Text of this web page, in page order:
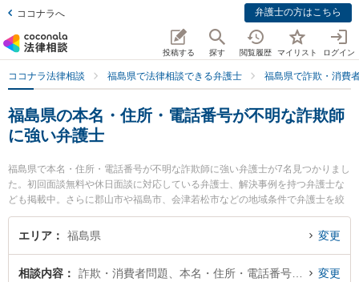
ココナラへ 弁護士の方はこちら
投稿する 探す 閲覧履歴 マイリスト ログイン
ココナラ法律相談 福島県で法律相談できる弁護士 福島県で詐欺・消費
福島県の本名・住所・電話番号が不明な詐欺師
に強い弁護士
福島県で本名・住所・電話番号が不明な詐欺師に強い弁護士が7名見つかりまし
た。初回面談無料や休日面談に対応している弁護士、解決事例を持つ弁護士な
ども掲載中。さらに郡山市や福島市、会津若松市などの地域条件で弁護士を絞
り込めます。詐欺・消費者問題に関係する投資詐欺や副業詐欺、FX詐欺等の細
かな分野での絞り込み検索もでき便利です。特に福光法律事務所の佐藤 孝明弁
護士費用、強みなどが注目されています。『福島県で土日や夜間に発生した本
エリア 福島県 変更
相談内容 変更